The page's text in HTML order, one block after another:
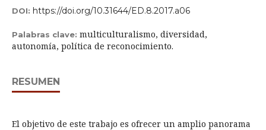
DOI: https://doi.org/10.31644/ED.8.2017.a06
Palabras clave: multiculturalismo, diversidad,
autonomía, política de reconocimiento.
RESUMEN
El objetivo de este trabajo es ofrecer un amplio panorama